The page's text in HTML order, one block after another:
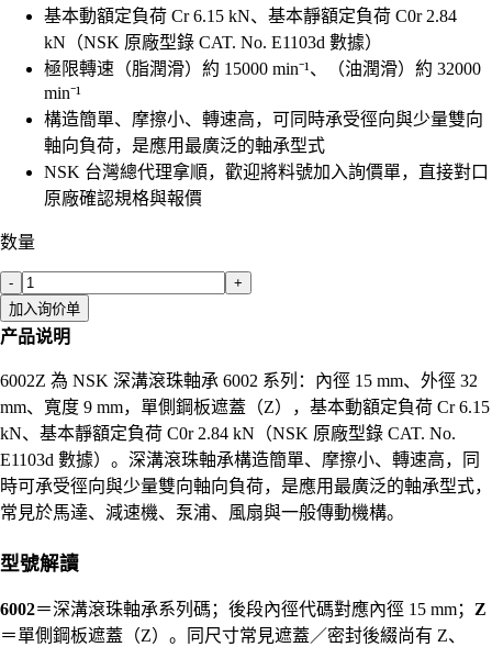
基本動額定負荷 Cr 6.15 kN、基本靜額定負荷 C0r 2.84
kN（NSK 原廠型錄 CAT. No. E1103d 數據）
極限轉速（脂潤滑）約 15000 min⁻¹、（油潤滑）約 32000
min⁻¹
構造簡單、摩擦小、轉速高，可同時承受徑向與少量雙向
軸向負荷，是應用最廣泛的軸承型式
NSK 台灣總代理拿順，歡迎將料號加入詢價單，直接對口
原廠確認規格與報價
数量
-
+
加入询价单
产品说明
6002Z 為 NSK 深溝滾珠軸承 6002 系列：內徑 15 mm、外徑 32
mm、寬度 9 mm，單側鋼板遮蓋（Z），基本動額定負荷 Cr 6.15
kN、基本靜額定負荷 C0r 2.84 kN（NSK 原廠型錄 CAT. No.
E1103d 數據）。深溝滾珠軸承構造簡單、摩擦小、轉速高，同
時可承受徑向與少量雙向軸向負荷，是應用最廣泛的軸承型式，
常見於馬達、減速機、泵浦、風扇與一般傳動機構。
型號解讀
6002＝深溝滾珠軸承系列碼；後段內徑代碼對應內徑 15 mm； Z
＝單側鋼板遮蓋（Z）。同尺寸常見遮蓋／密封後綴尚有 Z、